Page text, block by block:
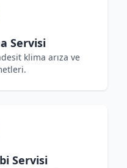
Servisi
klima arıza ve
Servisi